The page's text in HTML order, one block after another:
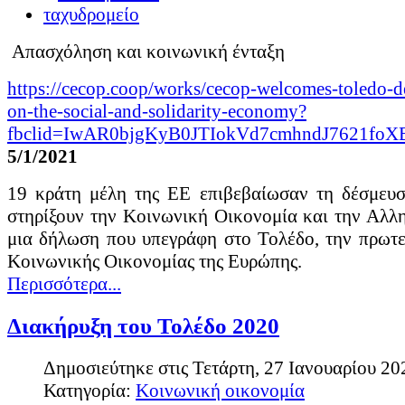
γιος του Ωκεανού και της Τιθύος, όπως όλοι άλλωστε οι ποταμοί
Διαβάστε περισσότερα...
Ο πρώτος άνθρωπος...
Πολλά – πολλά χρόνια μετά τη δημιουργία του θεσσαλικού
οστών και χρηστικών εργαλείων που εντοπίστηκαν στον Πηνειό
κάμπο έχει την ίδια διάρκεια 100,000 χρόνων, όσο διαρκεί δηλαδή
Διαβάστε περισσότερα...
Οι πρώτοι αγρότες...
καλλιεργήσουν τη γη. Τι ζητούσαν οι πρώτοι γεωργοί από ένα
ασφαλές καταφύγιο που θα τους προστάτευε από εχθρικές
Απασχόληση και κοινωνική ένταξη
https://cecop.coop/works/cecop-welcomes-toledo-
on-the-social-and-solidarity-economy?
5/1/2021
19 κράτη μέλη της ΕΕ επιβεβαίωσαν τη
στηρίξουν την Κοινωνική Οικονομία και την
μια δήλωση που υπεγράφη στο Τολέδο, την
Κοινωνικής Οικονομίας της Ευρώπης.
Περισσότερα...
Διακήρυξη του Τολέδο 2020
Δημοσιεύτηκε στις Τετάρτη, 27 Ιανουαρίου
Κατηγορία: Κοινωνική οικονομία